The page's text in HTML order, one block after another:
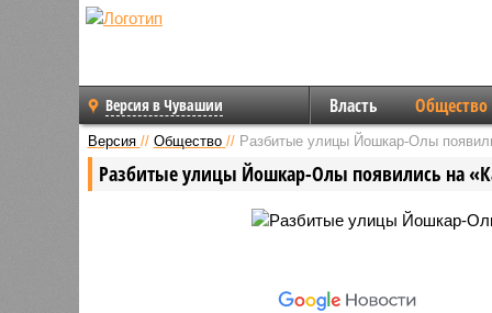
Версия в Чувашии Власть Общество
Версия // Общество // Разбитые улицы Йошкар-Олы
Разбитые улицы Йошкар-Олы появились на